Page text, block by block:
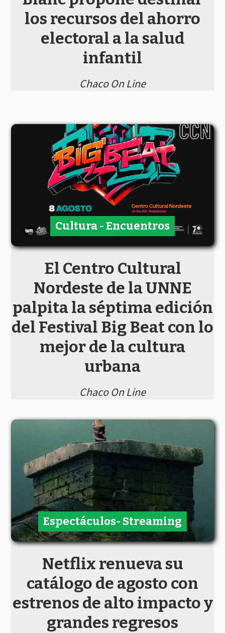
los recursos del ahorro
electoral a la salud
infantil
Chaco On Line
El Centro Cultural
Nordeste de la UNNE
palpita la séptima edición
del Festival Big Beat con lo
mejor de la cultura
urbana
Chaco On Line
Cultura - Encuentros
Netflix renueva su
catálogo de agosto con
estrenos de alto impacto y
grandes regresos
Espectáculos- Streaming